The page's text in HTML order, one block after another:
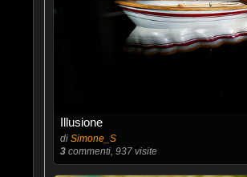
Illusione
di Simone_S
3commenti, 937 visite